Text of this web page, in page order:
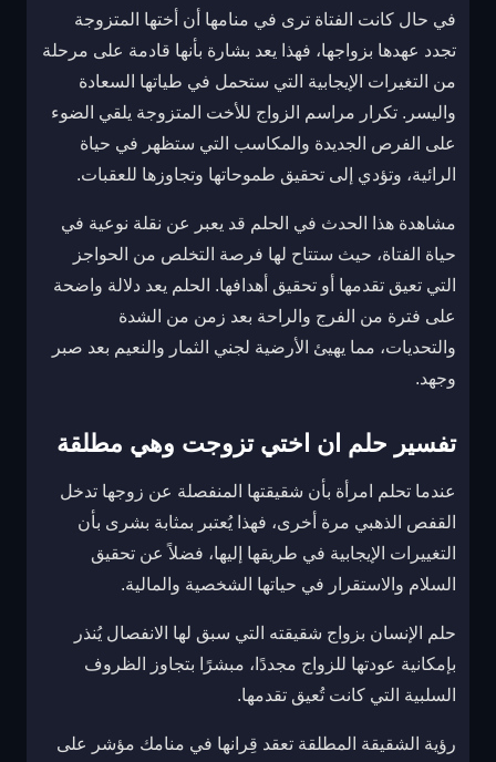
في حال كانت الفتاة ترى في منامها أن أختها المتزوجة
تجدد عهدها بزواجها، فهذا يعد بشارة بأنها قادمة على مرحلة
من التغيرات الإيجابية التي ستحمل في طياتها السعادة
واليسر. تكرار مراسم الزواج للأخت المتزوجة يلقي الضوء
على الفرص الجديدة والمكاسب التي ستظهر في حياة
الرائية، وتؤدي إلى تحقيق طموحاتها وتجاوزها للعقبات.
مشاهدة هذا الحدث في الحلم قد يعبر عن نقلة نوعية في
حياة الفتاة، حيث ستتاح لها فرصة التخلص من الحواجز
التي تعيق تقدمها أو تحقيق أهدافها. الحلم يعد دلالة واضحة
على فترة من الفرج والراحة بعد زمن من الشدة
والتحديات، مما يهيئ الأرضية لجني الثمار والنعيم بعد صبر
وجهد.
تفسير حلم ان اختي تزوجت وهي مطلقة
عندما تحلم امرأة بأن شقيقتها المنفصلة عن زوجها تدخل
القفص الذهبي مرة أخرى، فهذا يُعتبر بمثابة بشرى بأن
التغييرات الإيجابية في طريقها إليها، فضلاً عن تحقيق
السلام والاستقرار في حياتها الشخصية والمالية.
حلم الإنسان بزواج شقيقته التي سبق لها الانفصال يُنذر
بإمكانية عودتها للزواج مجددًا، مبشرًا بتجاوز الظروف
السلبية التي كانت تُعيق تقدمها.
رؤية الشقيقة المطلقة تعقد قِرانها في منامك مؤشر على